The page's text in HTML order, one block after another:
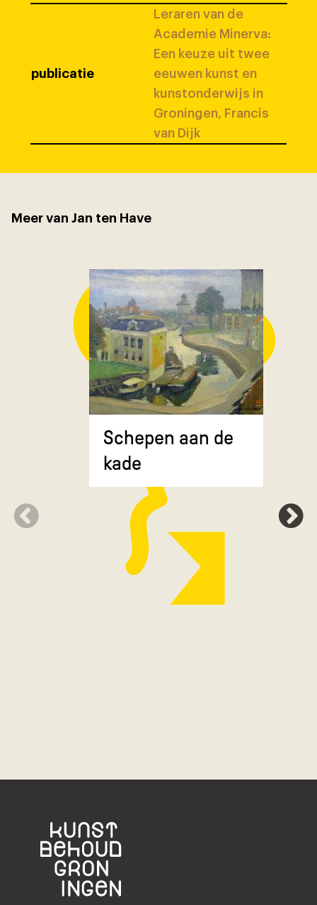
publicatie
Leraren van de
Academie Minerva:
Een keuze uit twee
eeuwen kunst en
kunstonderwijs in
Groningen, Francis
van Dijk
Meer van Jan ten Have
Schepen aan de
kade